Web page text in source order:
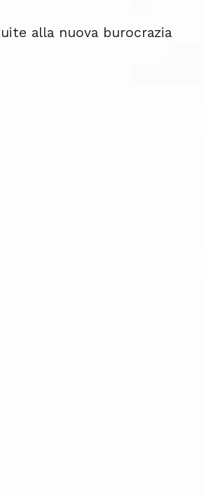
alla nuova burocrazia
alla nuova burocrazia
alla nuova burocrazia